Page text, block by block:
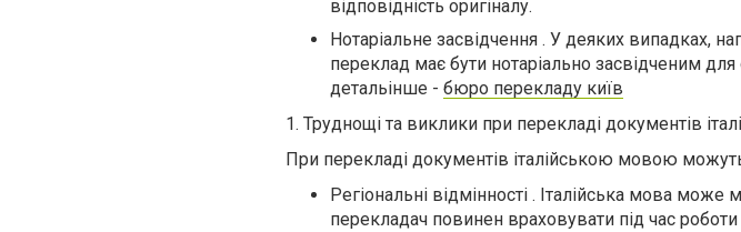
відповідність оригіналу.
Нотаріальне засвідчення . У деяких випадках,
переклад має бути нотаріально засвідченим
детальінше - бюро перекладу київ
1. Труднощі та виклики при перекладі документів
При перекладі документів італійською мовою
Регіональні відмінності . Італійська мова може
перекладач повинен враховувати під час